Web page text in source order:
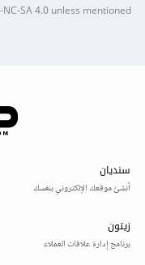
NC-SA 4.0unless mentioned